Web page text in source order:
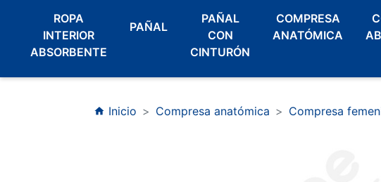
ROPA
INTERIOR
ABSORBENTE
PAÑAL
PAÑAL
CON
CINTURÓN
COMPRESA
ANATÓMICA
home Inicio Compresa anatómica Compresa